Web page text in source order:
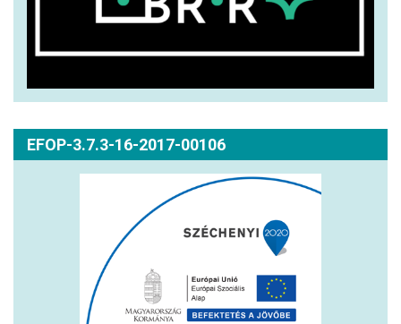
EFOP-3.7.3-16-2017-00106